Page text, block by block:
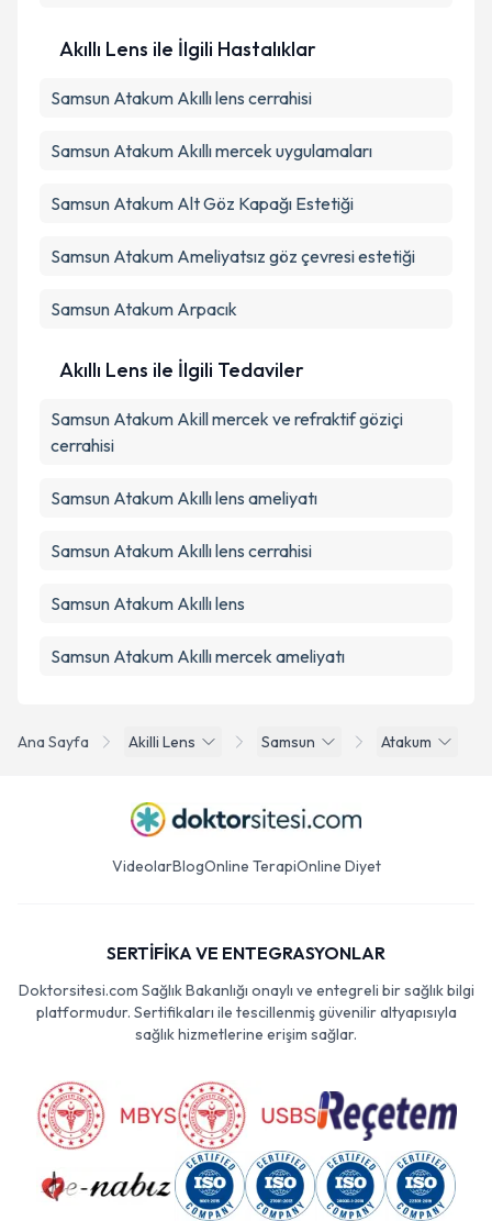
Ana Sayfa Akilli Lens Samsun Atakum
Akıllı Lens ile İlgili Hastalıklar
Samsun Atakum Akıllı lens cerrahisi
Samsun Atakum Akıllı mercek uygulamaları
Samsun Atakum Alt Göz Kapağı Estetiği
Samsun Atakum Ameliyatsız göz çevresi estetiği
Samsun Atakum Arpacık
Akıllı Lens ile İlgili Tedaviler
Samsun Atakum Akill mercek ve refraktif göziçi
cerrahisi
Samsun Atakum Akıllı lens ameliyatı
Samsun Atakum Akıllı lens cerrahisi
Samsun Atakum Akıllı lens
Samsun Atakum Akıllı mercek ameliyatı
VideolarBlogOnline TerapiOnline Diyet
SERTİFİKA VE ENTEGRASYONLAR
Doktorsitesi.com Sağlık Bakanlığı onaylı ve entegreli bir sağlık bilgi
platformudur. Sertifikaları ile tescillenmiş güvenilir altyapısıyla
sağlık hizmetlerine erişim sağlar.